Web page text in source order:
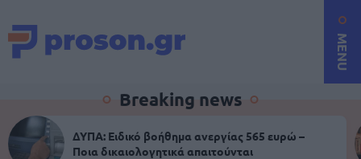
MENU
Breaking news
ΔΥΠΑ: Ειδικό βοήθημα ανεργίας 565 ευρώ –
Ποια δικαιολογητικά απαιτούνται